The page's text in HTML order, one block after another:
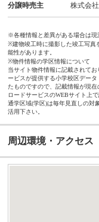
分譲時売主 株式会
※各種情報と差異がある場合は現
※建物竣工時に撮影した竣工写真
能性があります。
※物件情報の学区情報について
当サイト物件情報に記載されて
ービスが提供する小学校区データ
たものですので、記載情報が現
ロードサービスのWEBサイト上
通学区域(学区)は毎年見直しの対
活用下さい。
周辺環境・アクセス